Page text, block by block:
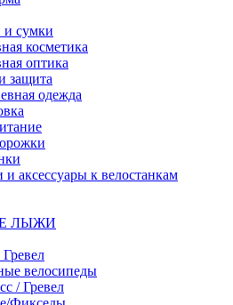
и сумки
косметика
оптика
защита
одежда
и аксессуары к велостанкам
ЛЫЖИ
велосипеды
/ Гревел